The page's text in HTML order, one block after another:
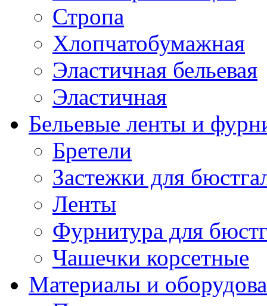
Стропа
Хлопчатобумажная
Эластичная бельевая
Эластичная
Бельевые ленты и
Бретели
Застежки для
Ленты
Фурнитура для
Чашечки корсетные
Материалы и